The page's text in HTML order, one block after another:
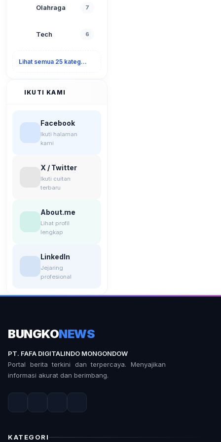
Olahraga 7
Tech 6
Lihat semua 25 kategori
IKUTI KAMI
Facebook
Ikuti halaman
kami
X / Twitter
Ikuti cuitan
terbaru
About.me
Lihat profil
lengkap
LinkedIn
Jejaring
profesional
BUNGKONEWS
PT. FAFA DIGITALINDO MONGONDOW
Portal berita terkini dan terpercaya. Menyajikan
informasi akurat dan berimbang.
KATEGORI